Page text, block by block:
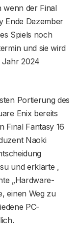
wenn der Final
Ende Dezember
Spiels noch
und sie wird
Jahr 2024
Portierung des
Enix bereits
Final Fantasy 16
Naoki
und erklärte ,
„Hardware-
einen Weg zu
PC-